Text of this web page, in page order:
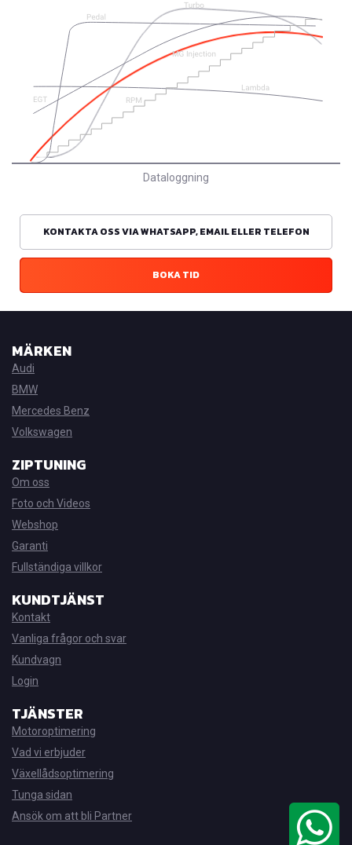
Dataloggning
KONTAKTA OSS VIA WHATSAPP, EMAIL ELLER TELEFON
BOKA TID
MÄRKEN
Audi
BMW
Mercedes Benz
Volkswagen
ZIPTUNING
Om oss
Foto och Videos
Webshop
Garanti
Fullständiga villkor
KUNDTJÄNST
Kontakt
Vanliga frågor och svar
Kundvagn
Login
TJÄNSTER
Motoroptimering
Vad vi erbjuder
Växellådsoptimering
Tunga sidan
Ansök om att bli Partner